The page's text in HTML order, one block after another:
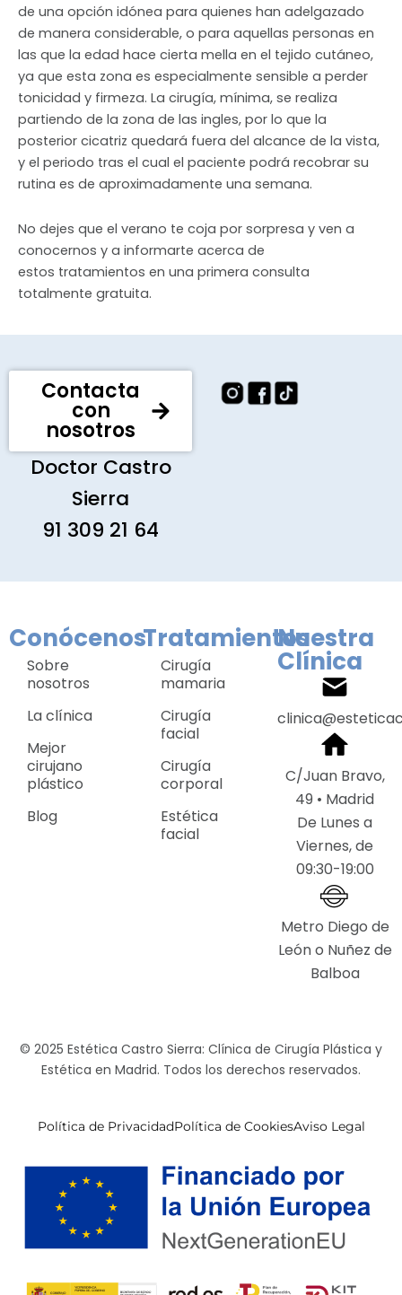
de una opción idónea para quienes han adelgazado
de manera considerable, o para aquellas personas en
las que la edad hace cierta mella en el tejido cutáneo,
ya que esta zona es especialmente sensible a perder
tonicidad y firmeza. La cirugía, mínima, se realiza
partiendo de la zona de las ingles, por lo que la
posterior cicatriz quedará fuera del alcance de la vista,
y el periodo tras el cual el paciente podrá recobrar su
rutina es de aproximadamente una semana.
No dejes que el verano te coja por sorpresa y ven a
conocernos y a informarte acerca de
estos tratamientos en una primera consulta
totalmente gratuita.
Contacta
con
nosotros
Doctor Castro
Sierra
91 309 21 64
Conócenos
Sobre
nosotros
La clínica
Mejor
cirujano
plástico
Blog
Tratamientos
Cirugía
mamaria
Cirugía
facial
Cirugía
corporal
Estética
facial
Nuestra
Clínica
C/Juan Bravo,
49 • Madrid
De Lunes a
Viernes, de
09:30-19:00
Metro Diego de
León o Nuñez de
Balboa
© 2025 Estética Castro Sierra: Clínica de Cirugía Plástica y
Estética en Madrid. Todos los derechos reservados.
Política de PrivacidadPolítica de CookiesAviso Legal